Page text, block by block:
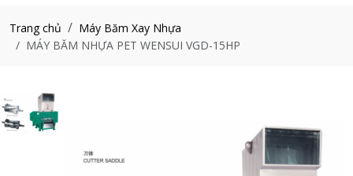
Trang chủ
Máy Băm Xay Nhựa
MÁY BĂM NHỰA PET WENSUI VGD-15HP